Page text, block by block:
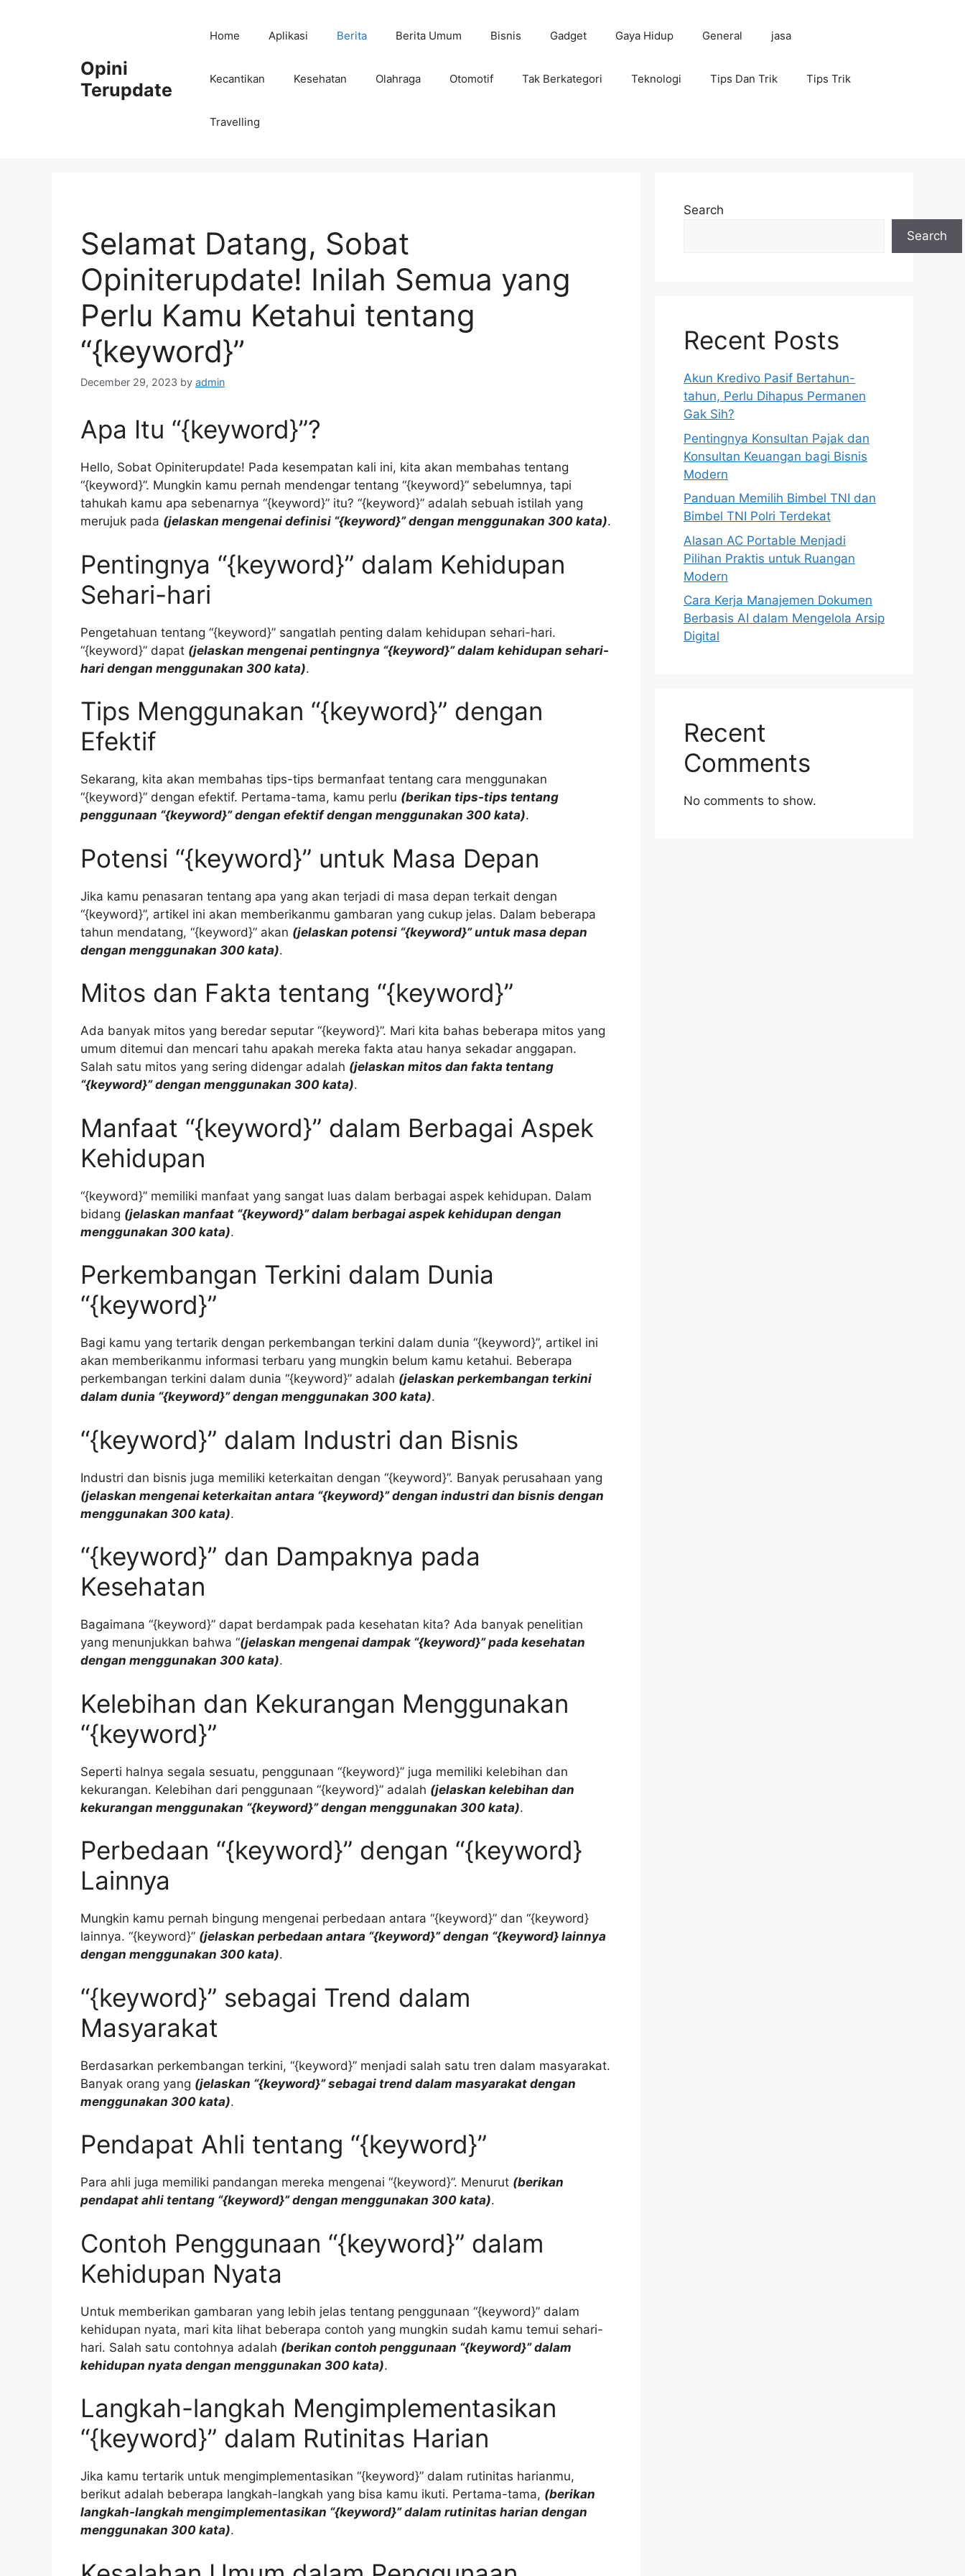
Opini
Terupdate
Home Aplikasi Berita Berita Umum Bisnis Gadget Gaya Hidup General jasa
Kecantikan Kesehatan Olahraga Otomotif Tak Berkategori Teknologi Tips Dan Trik Tips Trik
Travelling
Selamat Datang, Sobat
Opiniterupdate! Inilah Semua yang
Perlu Kamu Ketahui tentang
“{keyword}”
December 29, 2023 by admin
Apa Itu “{keyword}”?
Hello, Sobat Opiniterupdate! Pada kesempatan kali ini, kita akan membahas tentang
“{keyword}”. Mungkin kamu pernah mendengar tentang “{keyword}” sebelumnya, tapi
tahukah kamu apa sebenarnya “{keyword}” itu? “{keyword}” adalah sebuah istilah yang
merujuk pada (jelaskan mengenai definisi “{keyword}” dengan menggunakan 300 kata).
Pentingnya “{keyword}” dalam Kehidupan
Sehari-hari
Pengetahuan tentang “{keyword}” sangatlah penting dalam kehidupan sehari-hari.
“{keyword}” dapat (jelaskan mengenai pentingnya “{keyword}” dalam kehidupan sehari-
hari dengan menggunakan 300 kata).
Tips Menggunakan “{keyword}” dengan
Efektif
Sekarang, kita akan membahas tips-tips bermanfaat tentang cara menggunakan
“{keyword}” dengan efektif. Pertama-tama, kamu perlu (berikan tips-tips tentang
penggunaan “{keyword}” dengan efektif dengan menggunakan 300 kata).
Potensi “{keyword}” untuk Masa Depan
Jika kamu penasaran tentang apa yang akan terjadi di masa depan terkait dengan
“{keyword}”, artikel ini akan memberikanmu gambaran yang cukup jelas. Dalam beberapa
tahun mendatang, “{keyword}” akan (jelaskan potensi “{keyword}” untuk masa depan
dengan menggunakan 300 kata).
Mitos dan Fakta tentang “{keyword}”
Ada banyak mitos yang beredar seputar “{keyword}”. Mari kita bahas beberapa mitos yang
umum ditemui dan mencari tahu apakah mereka fakta atau hanya sekadar anggapan.
Salah satu mitos yang sering didengar adalah (jelaskan mitos dan fakta tentang
“{keyword}” dengan menggunakan 300 kata).
Manfaat “{keyword}” dalam Berbagai Aspek
Kehidupan
“{keyword}” memiliki manfaat yang sangat luas dalam berbagai aspek kehidupan. Dalam
bidang (jelaskan manfaat “{keyword}” dalam berbagai aspek kehidupan dengan
menggunakan 300 kata).
Perkembangan Terkini dalam Dunia
“{keyword}”
Bagi kamu yang tertarik dengan perkembangan terkini dalam dunia “{keyword}”, artikel ini
akan memberikanmu informasi terbaru yang mungkin belum kamu ketahui. Beberapa
perkembangan terkini dalam dunia “{keyword}” adalah (jelaskan perkembangan terkini
dalam dunia “{keyword}” dengan menggunakan 300 kata).
“{keyword}” dalam Industri dan Bisnis
Industri dan bisnis juga memiliki keterkaitan dengan “{keyword}”. Banyak perusahaan yang
(jelaskan mengenai keterkaitan antara “{keyword}” dengan industri dan bisnis dengan
menggunakan 300 kata).
“{keyword}” dan Dampaknya pada
Kesehatan
Bagaimana “{keyword}” dapat berdampak pada kesehatan kita? Ada banyak penelitian
yang menunjukkan bahwa “(jelaskan mengenai dampak “{keyword}” pada kesehatan
dengan menggunakan 300 kata).
Kelebihan dan Kekurangan Menggunakan
“{keyword}”
Seperti halnya segala sesuatu, penggunaan “{keyword}” juga memiliki kelebihan dan
kekurangan. Kelebihan dari penggunaan “{keyword}” adalah (jelaskan kelebihan dan
kekurangan menggunakan “{keyword}” dengan menggunakan 300 kata).
Perbedaan “{keyword}” dengan “{keyword}
Lainnya
Mungkin kamu pernah bingung mengenai perbedaan antara “{keyword}” dan “{keyword}
lainnya. “{keyword}” (jelaskan perbedaan antara “{keyword}” dengan “{keyword} lainnya
dengan menggunakan 300 kata).
“{keyword}” sebagai Trend dalam
Masyarakat
Berdasarkan perkembangan terkini, “{keyword}” menjadi salah satu tren dalam masyarakat.
Banyak orang yang (jelaskan “{keyword}” sebagai trend dalam masyarakat dengan
menggunakan 300 kata).
Pendapat Ahli tentang “{keyword}”
Para ahli juga memiliki pandangan mereka mengenai “{keyword}”. Menurut (berikan
pendapat ahli tentang “{keyword}” dengan menggunakan 300 kata).
Contoh Penggunaan “{keyword}” dalam
Kehidupan Nyata
Untuk memberikan gambaran yang lebih jelas tentang penggunaan “{keyword}” dalam
kehidupan nyata, mari kita lihat beberapa contoh yang mungkin sudah kamu temui sehari-
hari. Salah satu contohnya adalah (berikan contoh penggunaan “{keyword}” dalam
kehidupan nyata dengan menggunakan 300 kata).
Langkah-langkah Mengimplementasikan
“{keyword}” dalam Rutinitas Harian
Jika kamu tertarik untuk mengimplementasikan “{keyword}” dalam rutinitas harianmu,
berikut adalah beberapa langkah-langkah yang bisa kamu ikuti. Pertama-tama, (berikan
langkah-langkah mengimplementasikan “{keyword}” dalam rutinitas harian dengan
menggunakan 300 kata).
Search
Search
Recent Posts
Akun Kredivo Pasif Bertahun-
tahun, Perlu Dihapus Permanen
Gak Sih?
Pentingnya Konsultan Pajak dan
Konsultan Keuangan bagi Bisnis
Modern
Panduan Memilih Bimbel TNI dan
Bimbel TNI Polri Terdekat
Alasan AC Portable Menjadi
Pilihan Praktis untuk Ruangan
Modern
Cara Kerja Manajemen Dokumen
Berbasis AI dalam Mengelola Arsip
Digital
Recent
Comments
No comments to show.